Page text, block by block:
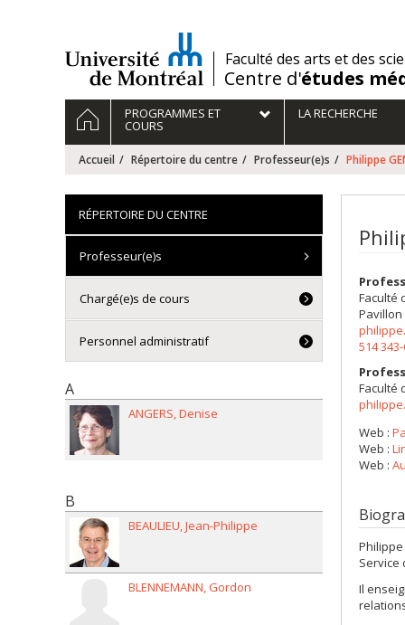
/Faculté des arts et des
Centre d'études
Navigation
principale
ACCUEILPROGRAMMES ET
COURS
LA RECHERCHE
Accueil Répertoire du centre Professeur(e)s Philippe
Faculté
514
Faculté
Web :
Web :
Web :
Service
Il
RÉPERTOIRE DU CENTRE
Professeur(e)s
Chargé(e)s de cours
Personnel administratif
A
ANGERS Denise
B
BEAULIEU Jean-Philippe
BLENNEMANN Gordon